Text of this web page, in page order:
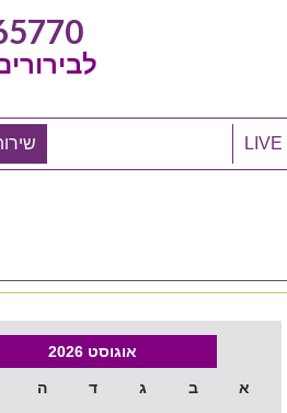
אוגוסט 2026
א ב ג ד ה